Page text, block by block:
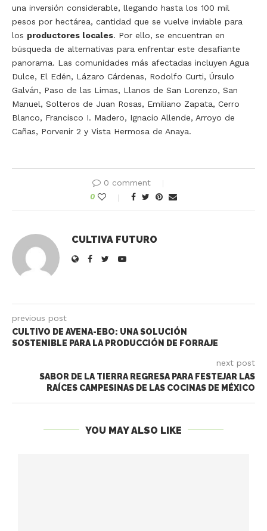
una inversión considerable, llegando hasta los 100 mil
pesos por hectárea, cantidad que se vuelve inviable para
los productores locales. Por ello, se encuentran en
búsqueda de alternativas para enfrentar este desafiante
panorama. Las comunidades más afectadas incluyen Agua
Dulce, El Edén, Lázaro Cárdenas, Rodolfo Curti, Úrsulo
Galván, Paso de las Limas, Llanos de San Lorenzo, San
Manuel, Solteros de Juan Rosas, Emiliano Zapata, Cerro
Blanco, Francisco I. Madero, Ignacio Allende, Arroyo de
Cañas, Porvenir 2 y Vista Hermosa de Anaya.
0 comment
0
CULTIVA FUTURO
previous post
CULTIVO DE AVENA-EBO: UNA SOLUCIÓN
SOSTENIBLE PARA LA PRODUCCIÓN DE FORRAJE
next post
SABOR DE LA TIERRA REGRESA PARA FESTEJAR LAS
RAÍCES CAMPESINAS DE LAS COCINAS DE MÉXICO
YOU MAY ALSO LIKE